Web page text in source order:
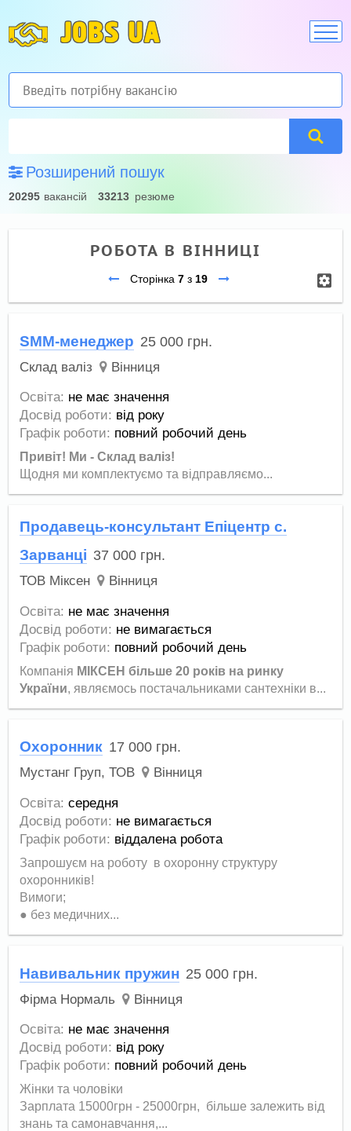
JOBS UA
Розширений пошук
20295 вакансій 33213 резюме
РОБОТА В ВІННИЦІ
Сторінка 7з 19
SMM-менеджер 25 000 грн.
Склад валіз Вінниця
Освіта: не має значення
Досвід роботи: від року
Графік роботи: повний робочий день
Привіт! Ми - Склад валіз!
Щодня ми комплектуємо та відправляємо...
Продавець-консультант Епіцентр с.
Зарванці 37 000 грн.
ТОВ Міксен Вінниця
Освіта: не має значення
Досвід роботи: не вимагається
Графік роботи: повний робочий день
Компанія МІКСЕН більше 20 років на ринку
України, являємось постачальниками сантехніки в...
Охоронник 17 000 грн.
Мустанг Груп, ТОВ Вінниця
Освіта: середня
Досвід роботи: не вимагається
Графік роботи: віддалена робота
Запрошуєм на роботу в охоронну структуру
охоронників!
Вимоги;
● без медичних...
Навивальник пружин 25 000 грн.
Фірма Нормаль Вінниця
Освіта: не має значення
Досвід роботи: від року
Графік роботи: повний робочий день
Жінки та чоловіки
Зарплата 15000грн - 25000грн, більше залежить від
знань та самонавчання,...